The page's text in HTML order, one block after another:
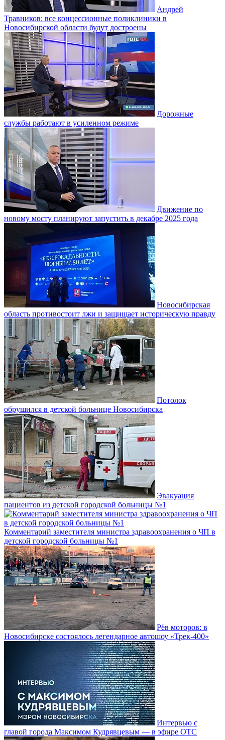
Андрей
Травников: все концессионные поликлиники в
Новосибирской области будут достроены
Дорожные
службы работают в усиленном режиме
Движение по
новому мосту планируют запустить в декабре 2025 года
Новосибирская
область противостоит лжи и защищает историческую правду
Потолок
обрушился в детской больнице Новосибирска
Эвакуация
пациентов из детской городской больницы №1
Комментарий заместителя министра здравоохранения о ЧП в
детской городской больницы №1
Рёв моторов: в
Новосибирске состоялось легендарное автошоу «Трек-400»
Интервью с
главой города Максимом Кудрявцевым — в эфире ОТС